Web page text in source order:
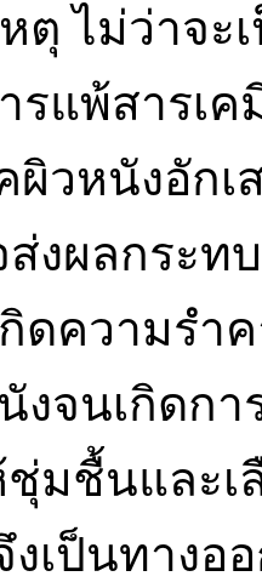
ตุ ไม่ว่าจะ
รแพ้สารเ
ผิวหนังอัก
ส่งผลกระ
ดความรำ
งจนเกิดก
ชุ่มชื้นและ
งเป็นทาง